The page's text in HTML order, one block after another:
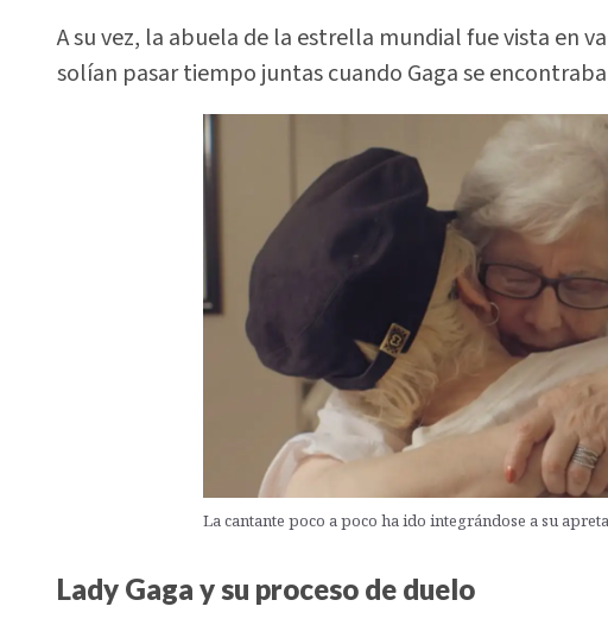
A su vez, la abuela de la estrella mundial fue vista en
solían pasar tiempo juntas cuando Gaga se
La cantante poco a poco ha ido integrándose a su
Lady Gaga y su proceso de duelo